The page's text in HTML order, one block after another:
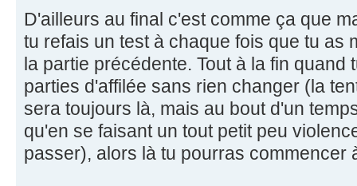
D'ailleurs au final c'est comme ça que
tu refais un test à chaque fois que tu as
la partie précédente. Tout à la fin quand
parties d'affilée sans rien changer (la
sera toujours là, mais au bout d'un
qu'en se faisant un tout petit peu
passer), alors là tu pourras commencer